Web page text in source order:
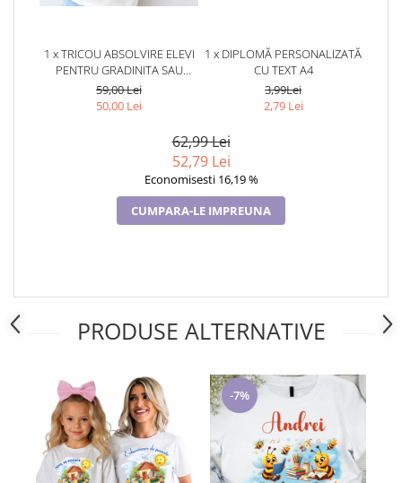
1 x TRICOU ABSOLVIRE ELEVI
PENTRU GRADINITA SAU
SCOALA CLASA
ROMANASILOR ABS11200
59,00 Lei
50,00 Lei
1 x DIPLOMĂ PERSONALIZATĂ
CU TEXT A4
3,99Lei
2,79 Lei
62,99 Lei
52,79 Lei
Economisesti 16,19 %
CUMPARA-LE IMPREUNA
PRODUSE ALTERNATIVE
-7%